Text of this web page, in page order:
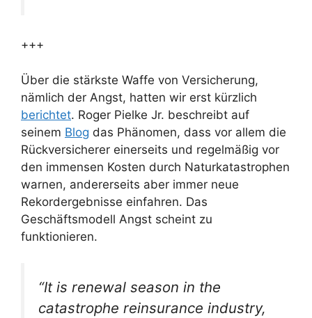
+++
Über die stärkste Waffe von Versicherung,
nämlich der Angst, hatten wir erst kürzlich
berichtet. Roger Pielke Jr. beschreibt auf
seinem Blog das Phänomen, dass vor allem die
Rückversicherer einerseits und regelmäßig vor
den immensen Kosten durch Naturkatastrophen
warnen, andererseits aber immer neue
Rekordergebnisse einfahren. Das
Geschäftsmodell Angst scheint zu
funktionieren.
“It is renewal season in the
catastrophe reinsurance industry,